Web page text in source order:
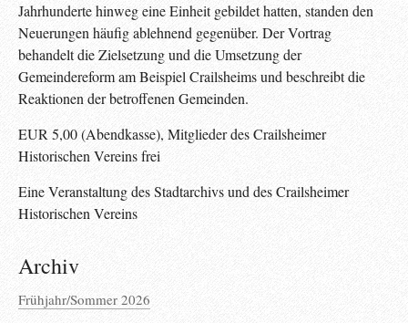
Jahrhunderte hinweg eine Einheit gebildet hatten, standen den
Neuerungen häufig ablehnend gegenüber. Der Vortrag
behandelt die Zielsetzung und die Umsetzung der
Gemeindereform am Beispiel Crailsheims und beschreibt die
Reaktionen der betroffenen Gemeinden.
EUR 5,00 (Abendkasse), Mitglieder des Crailsheimer
Historischen Vereins frei
Eine Veranstaltung des Stadtarchivs und des Crailsheimer
Historischen Vereins
Archiv
Frühjahr/Sommer 2026